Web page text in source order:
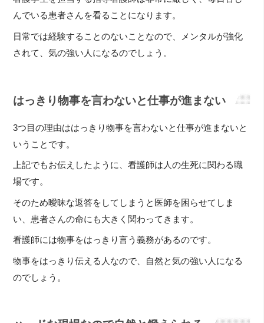
んでいる患者さんを看ることになります。
日常では経験することのないことなので、メンタルが強化
されて、気の強い人になるのでしょう。
はっきり物事を言わないと仕事が進まない
3つ目の理由ははっきり物事を言わないと仕事が進まないと
いうことです。
上記でもお伝えしたように、看護師は人の生死に関わる職
場です。
そのため曖昧な返答をしてしまうと医師を困らせてしま
い、患者さんの命にも大きく関わってきます。
看護師には物事をはっきり言う義務があるのです。
物事をはっきり伝える人なので、自然と気の強い人になる
のでしょう。